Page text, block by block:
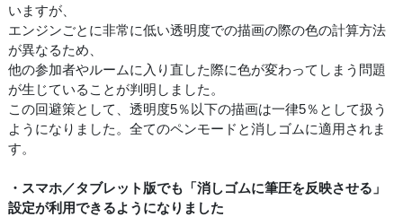
いますが、
エンジンごとに非常に低い透明度での描画の際の色の計算方法
が異なるため、
他の参加者やルームに入り直した際に色が変わってしまう問題
が生じていることが判明しました。
この回避策として、透明度5％以下の描画は一律5％として扱う
ようになりました。全てのペンモードと消しゴムに適用されま
す。
・スマホ／タブレット版でも「消しゴムに筆圧を反映させる」
設定が利用できるようになりました